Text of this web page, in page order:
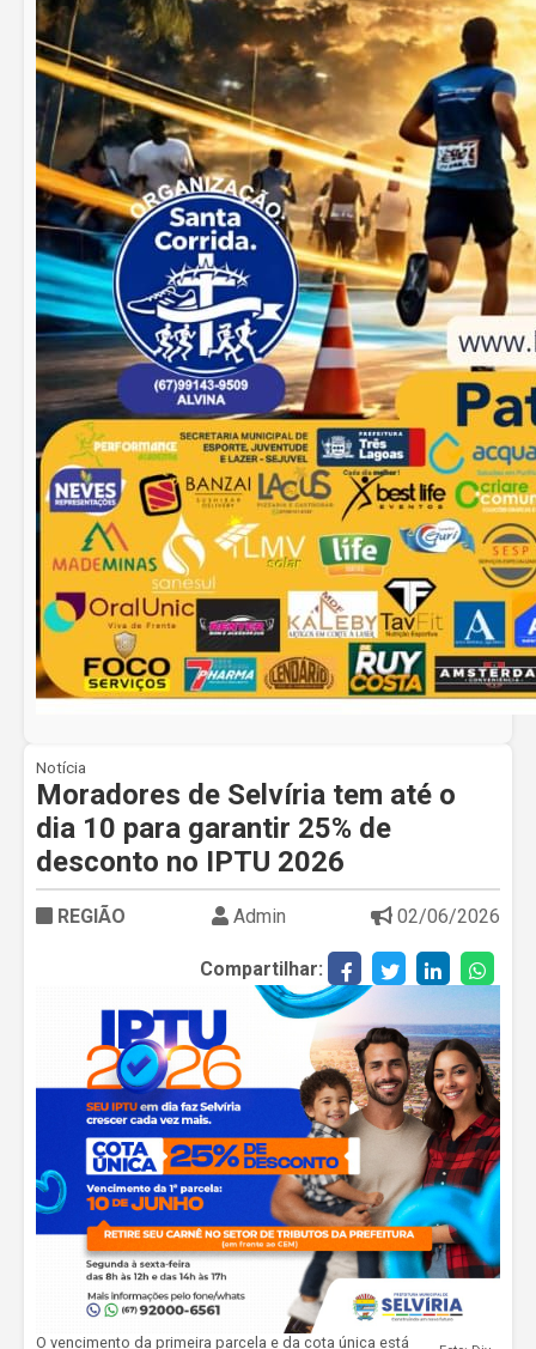
Notícia
Moradores de Selvíria tem até o
dia 10 para garantir 25% de
desconto no IPTU 2026
REGIÃO Admin 02/06/2026
Compartilhar:
O vencimento da primeira parcela e da cota única está